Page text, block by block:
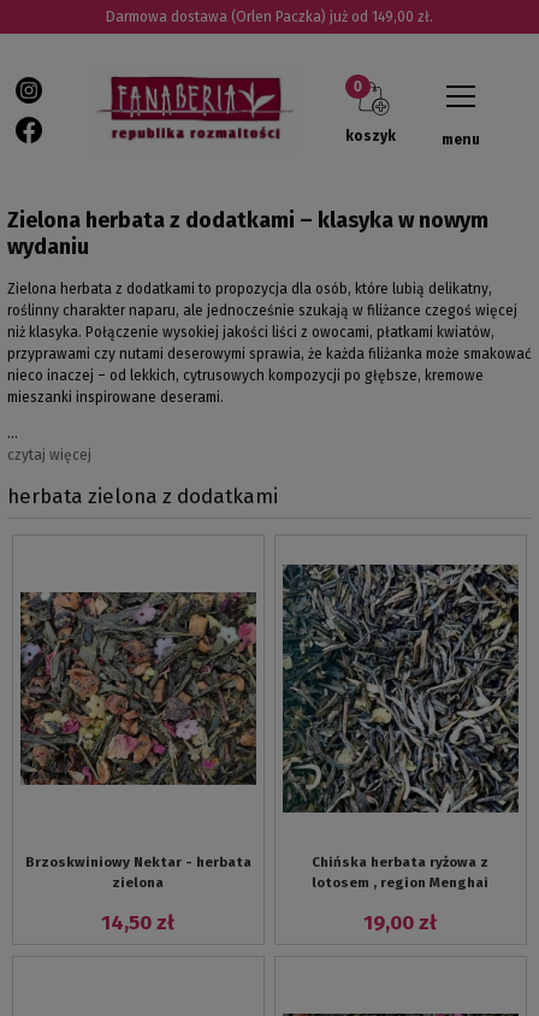
Darmowa dostawa (Orlen Paczka) już od 149,00 zł.
koszyk menu
Zielona herbata z dodatkami – klasyka w nowym
wydaniu
Zielona herbata z dodatkami to propozycja dla osób, które lubią delikatny,
roślinny charakter naparu, ale jednocześnie szukają w filiżance czegoś więcej
niż klasyka. Połączenie wysokiej jakości liści z owocami, płatkami kwiatów,
przyprawami czy nutami deserowymi sprawia, że każda filiżanka może smakować
nieco inaczej – od lekkich, cytrusowych kompozycji po głębsze, kremowe
mieszanki inspirowane deserami.
…
czytaj więcej
herbata zielona z dodatkami
Brzoskwiniowy Nektar - herbata
zielona
14,50 zł
Chińska herbata ryżowa z
lotosem , region Menghai
19,00 zł